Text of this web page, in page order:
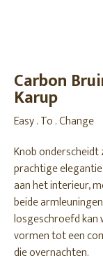
Carbon
Karup
Easy . To . Change
Knob onderscheidt
prachtige
aan het interieur,
beide
losgeschroefd kan
vormen tot een
die overnachten.